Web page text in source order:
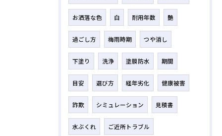
お洒落な色 白 耐用年数 艶
過ごし方 梅雨時期 つや消し
下塗り 洗浄 塗膜防水 期間
目安 選び方 経年劣化 健康被害
詐欺 シミュレーション 見積書
水ぶくれ ご近所トラブル